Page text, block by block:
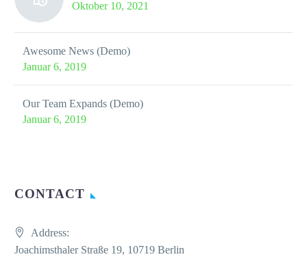
Oktober 10, 2021
Awesome News (Demo)
Januar 6, 2019
Our Team Expands (Demo)
Januar 6, 2019
CONTACT
Address:
Joachimsthaler Straße 19, 10719 Berlin